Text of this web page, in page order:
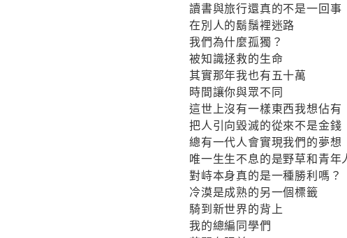
讀書與旅行還真的不是一回事
在別人的鬍鬚裡迷路
我們為什麼孤獨？
被知識拯救的生命
其實那年我也有五十萬
時間讓你與眾不同
這世上沒有一樣東西我想佔有
把人引向毀滅的從來不是金錢
總有一代人會實現我們的夢想
唯一生生不息的是野草和青年
對峙本身真的是一種勝利嗎？
冷漠是成熟的另一個標籤
騎到新世界的背上
我的總編同學們